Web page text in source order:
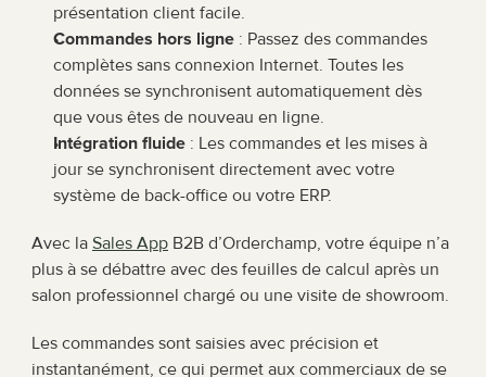
présentation client facile.
Commandes hors ligne : Passez des commandes
complètes sans connexion Internet. Toutes les
données se synchronisent automatiquement dès
que vous êtes de nouveau en ligne.
Intégration fluide : Les commandes et les mises à
jour se synchronisent directement avec votre
système de back-office ou votre ERP.
Avec la Sales App B2B d’Orderchamp, votre équipe n’a
plus à se débattre avec des feuilles de calcul après un
salon professionnel chargé ou une visite de showroom.
Les commandes sont saisies avec précision et
instantanément, ce qui permet aux commerciaux de se